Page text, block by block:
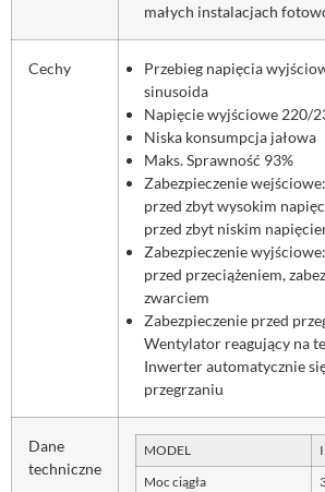
małych instalacjach
Cechy
Przebieg napięcia
sinusoida
Napięcie wyjściowe 220/
Niska konsumpcja jałowa
Maks. Sprawność 93%
Zabezpieczenie
przed zbyt wysokim
przed zbyt niskim
Zabezpieczenie
przed przeciążeniem,
zwarciem
Zabezpieczenie przed
Wentylator reagujący na
Inwerter automatycznie
przegrzaniu
Dane
techniczne
MODEL
Moc ciągła